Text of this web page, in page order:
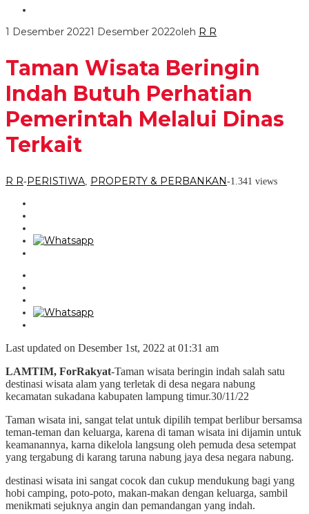
1 Desember 20221 Desember 2022oleh R R
Taman Wisata Beringin
Indah Butuh Perhatian
Pemerintah Melalui Dinas
Terkait
R R-PERISTIWA PROPERTY & PERBANKAN-1.341 views
Last updated on Desember 1st, 2022 at 01:31 am
LAMTIM, ForRakyat-Taman wisata beringin indah salah satu
destinasi wisata alam yang terletak di desa negara nabung
kecamatan sukadana kabupaten lampung timur.30/11/22
Taman wisata ini, sangat telat untuk dipilih tempat berlibur bersamsa
teman-teman dan keluarga, karena di taman wisata ini dijamin untuk
keamanannya, karna dikelola langsung oleh pemuda desa setempat
yang tergabung di karang taruna nabung jaya desa negara nabung.
destinasi wisata ini sangat cocok dan cukup mendukung bagi yang
hobi camping, poto-poto, makan-makan dengan keluarga, sambil
menikmati sejuknya angin dan pemandangan yang indah.